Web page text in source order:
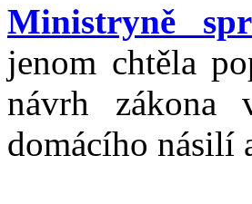
Ministryně
jenom chtěla
návrh zákona
domácího násilí